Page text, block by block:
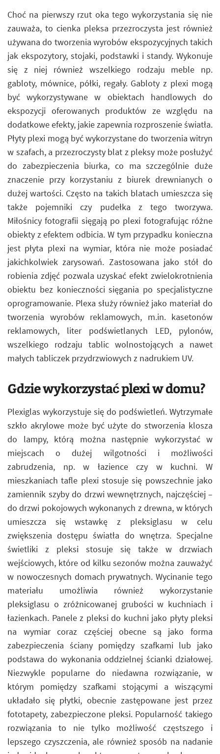
Choć na pierwszy rzut oka tego wykorzystania się nie
zauważa, to cienka pleksa przezroczysta jest również
używana do tworzenia wyrobów ekspozycyjnych takich
jak ekspozytory, stojaki, podstawki i standy. Wykonuje
się z niej również wszelkiego rodzaju meble np.
gabloty, mównice, półki, regały. Gabloty z plexi mogą
być wykorzystywane w obiektach handlowych do
ekspozycji oferowanych produktów ze względu na
dodatkowe efekty, jakie zapewnia rozproszenie światła.
Płyty plexi mogą być wykorzystane do tworzenia witryn
w szafach, a przezroczysty blat z pleksy może posłużyć
do zabezpieczenia biurka, co ma szczególnie duże
znaczenie przy korzystaniu z biurek drewnianych o
dużej wartości. Często na takich blatach umieszcza się
także pojemniki czy pudełka z tego tworzywa.
Miłośnicy fotografii sięgają po plexi fotografując różne
obiekty z efektem odbicia. W tym przypadku konieczna
jest płyta plexi na wymiar, która nie może posiadać
jakichkolwiek zarysowań. Zastosowana jako stół do
robienia zdjęć pozwala uzyskać efekt zwielokrotnienia
obiektu bez konieczności sięgania po specjalistyczne
oprogramowanie. Plexa służy również jako materiał do
tworzenia wyrobów reklamowych, m.in. kasetonów
reklamowych, liter podświetlanych LED, pylonów,
wszelkiego rodzaju tablic wolnostojących a nawet
małych tabliczek przydrzwiowych z nadrukiem UV.
Gdzie wykorzystać plexi w domu?
Plexiglas wykorzystuje się do podświetleń. Wytrzymałe
szkło akrylowe może być użyte do stworzenia klosza
do lampy, którą można następnie wykorzystać w
miejscach o dużej wilgotności i możliwości
zabrudzenia, np. w łazience czy w kuchni. W
mieszkaniach tafle plexi stosuje się powszechnie jako
zamiennik szyby do drzwi wewnętrznych, najczęściej –
do drzwi pokojowych wykonanych z drewna, w których
umieszcza się wstawkę z pleksiglasu w celu
zwiększenia dostępu światła do wnętrza. Specjalne
świetliki z pleksi stosuje się także w drzwiach
wejściowych, które od kilku sezonów można zauważyć
w nowoczesnych domach prywatnych. Wycinanie tego
materiału umożliwia również wykorzystanie
pleksiglasu o zróżnicowanej grubości w kuchniach i
łazienkach. Panele z pleksi do kuchni jako płyty pleksi
na wymiar coraz częściej obecne są jako forma
zabezpieczenia ściany pomiędzy szafkami lub jako
podstawa do wykonania oddzielnej ścianki działowej.
Niezwykle popularne do niedawna rozwiązanie, w
którym pomiędzy szafkami stojącymi a wiszącymi
układało się płytki, obecnie zastępowane jest przez
fototapety, zabezpieczone pleksi. Popularność takiego
rozwiązania to nie tylko możliwość częstszego i
lepszego czyszczenia, ale również sposób na nadanie